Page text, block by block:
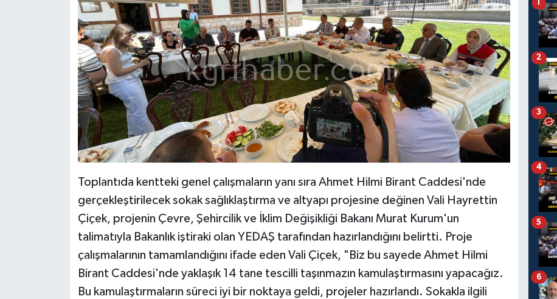
Toplantıda kentteki genel çalışmaların yanı sıra Ahmet Hilmi Birant Caddesi'nde
gerçekleştirilecek sokak sağlıklaştırma ve altyapı projesine değinen Vali Hayrettin
Çiçek, projenin Çevre, Şehircilik ve İklim Değişikliği Bakanı Murat Kurum'un
talimatıyla Bakanlık iştiraki olan YEDAŞ tarafından hazırlandığını belirtti. Proje
çalışmalarının tamamlandığını ifade eden Vali Çiçek, "Biz bu sayede Ahmet Hilmi
Birant Caddesi'nde yaklaşık 14 tane tescilli taşınmazın kamulaştırmasını yapacağız.
Bu kamulaştırmaların süreci iyi bir noktaya geldi, projeler hazırlandı. Sokakla ilgili
1
2
3
4
5
6